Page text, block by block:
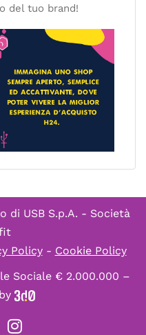
del tuo brand!
di USB S.p.A. - Società
Policy- Cookie Policy
Sociale € 2.000.000 –